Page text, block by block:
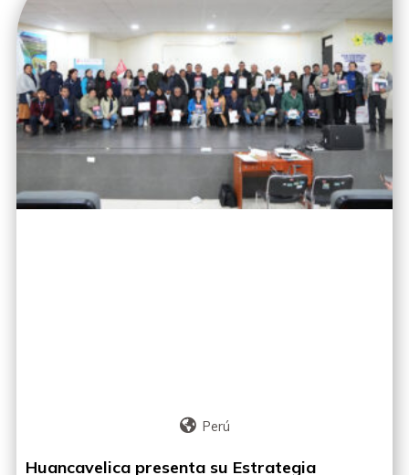
Perú
Huancavelica presenta su Estrategia